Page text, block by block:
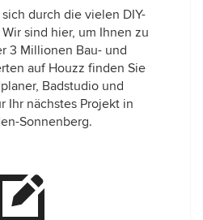
durch die vielen DIY-
sind hier, um Ihnen zu
3 Millionen Bau- und
auf Houzz finden Sie
Badstudio und
Ihr nächstes Projekt in
Sonnenberg.